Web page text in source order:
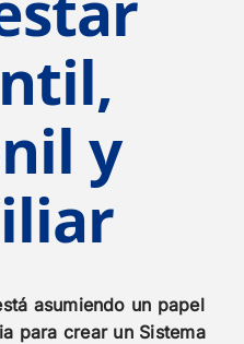
y
asumiendo un papel
para crear un Sistema